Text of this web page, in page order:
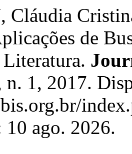
Cláudia
de
n. 1, 2017.
10 ago. 2026.